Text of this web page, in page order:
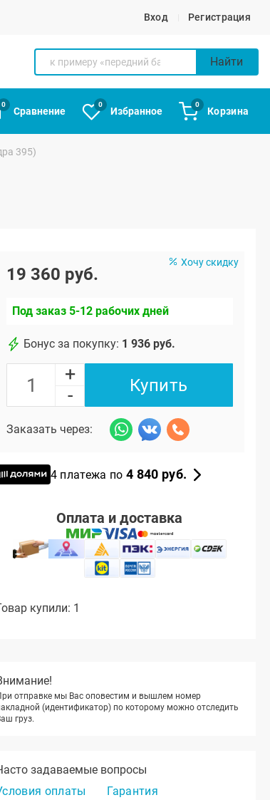
Вход Регистрация
Найти
0
Сравнение
0
Избранное
0
Корзина
395)
Хочу скидку
19 360 руб.
Под заказ 5-12 рабочих дней
Бонус за покупку: 1 936 руб.
+
-
Купить
Заказать через:
4 платежа по 4 840 руб.
Оплата и доставка
купили: 1
отправке мы Вас оповестим и вышлем номер
(идентификатор) по которому можно отследить
груз.
задаваемые вопросы
оплаты
Гарантия